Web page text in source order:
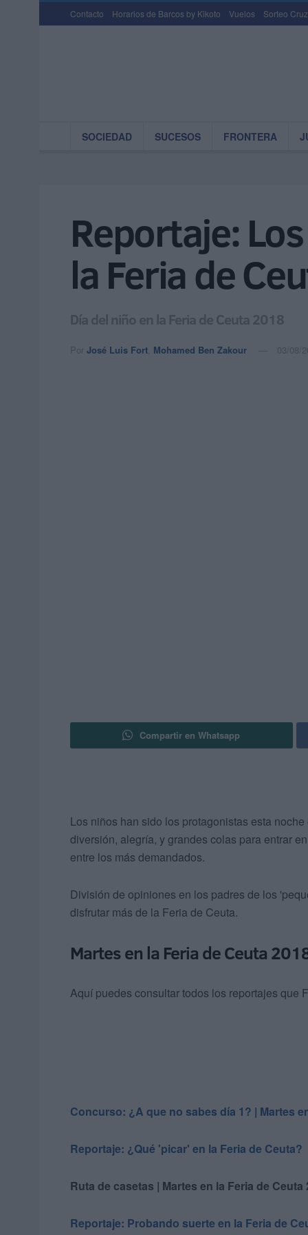
Contacto Horarios de Barcos by Kikoto Vuelos Sorteo
SOCIEDAD SUCESOS FRONTERA
Reportaje:
la Feria de
Día del niño en la Feria de Ceuta 2018
Por José Luis Fort Mohamed Ben Zakour 03/
Compartir en Whatsapp
Los niños han sido los protagonistas esta
diversión, alegría, y grandes colas para entrar
entre los más demandados.
División de opiniones en los padres de los
disfrutar más de la Feria de Ceuta.
Martes en la Feria de Ceuta
Aquí puedes consultar todos los reportajes que
Concurso: ¿A que no sabes día 1? | Martes
Reportaje: ¿Qué 'picar' en la Feria de Ceuta?
Ruta de casetas | Martes en la Feria de Ceuta
Reportaje: Probando suerte en la Feria de